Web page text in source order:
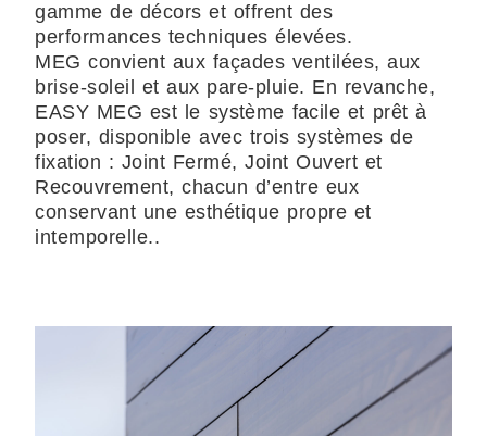
gamme de décors et offrent des
performances techniques élevées.
MEG convient aux façades ventilées, aux
brise-soleil et aux pare-pluie. En revanche,
EASY MEG est le système facile et prêt à
poser, disponible avec trois systèmes de
fixation : Joint Fermé, Joint Ouvert et
Recouvrement, chacun d’entre eux
conservant une esthétique propre et
intemporelle..